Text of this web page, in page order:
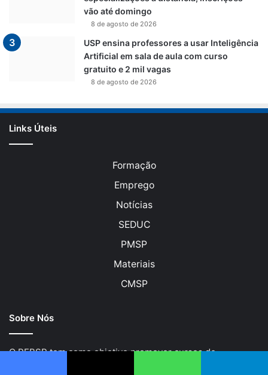
vão até domingo
8 de agosto de 2026
USP ensina professores a usar Inteligência
Artificial em sala de aula com curso
gratuito e 2 mil vagas
8 de agosto de 2026
Links Úteis
Formação
Emprego
Notícias
SEDUC
PMSP
Materiais
CMSP
Sobre Nós
O PEBSP tem como objetivo promover cursos de